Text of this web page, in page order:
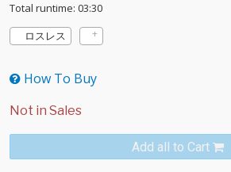
Total runtime: 03:30
ロスレス
How To Buy
Add all to Cart